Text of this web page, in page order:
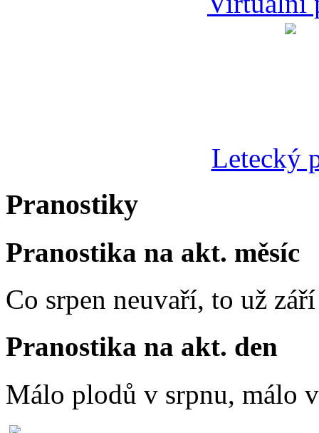
Letecký
Pranostiky
Pranostika na akt. měsíc
Co srpen neuvaří, to už
Pranostika na akt. den
Málo plodů v srpnu, málo